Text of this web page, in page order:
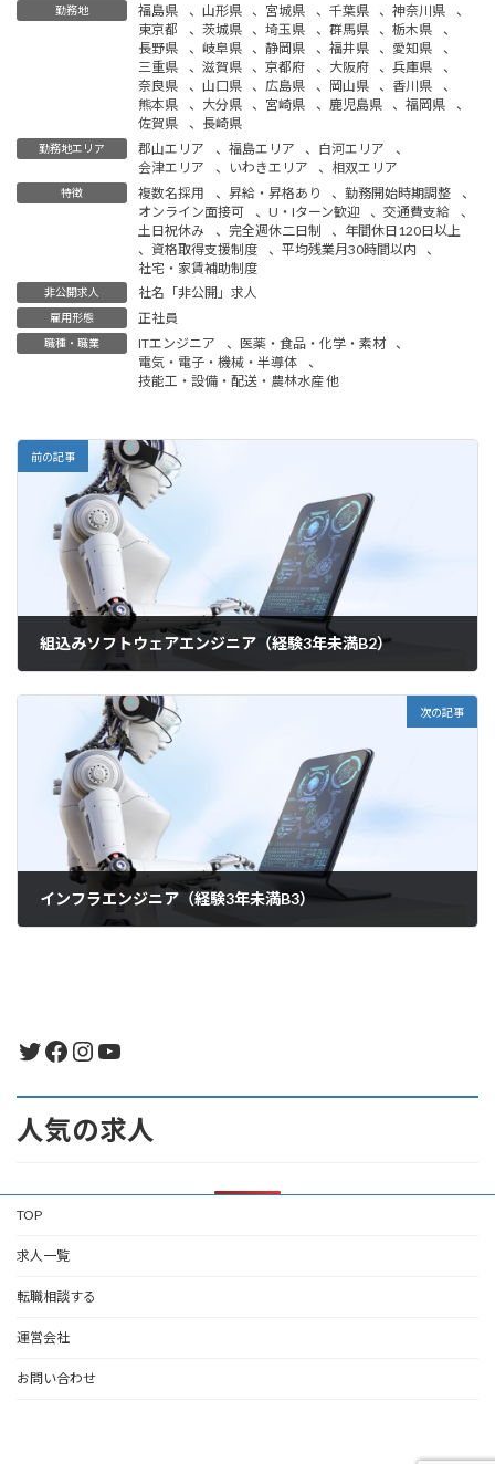
勤務地 福島県 、 山形県 、 宮城県 、 千葉県 、神奈川県
、
東京都
、 茨城県 、埼玉県 、 群馬県 、栃木県
、
長野県
、 岐阜県 、静岡県 、 福井県 、 愛知県
、
三重県
、 滋賀県 、京都府 、 大阪府 、兵庫県
、
奈良県
、 山口県 、 広島県 、 岡山県 、 香川県
、
熊本県
、 大分県 、 宮崎県 、 鹿児島県 、福岡県
、
佐賀県
、 長崎県
勤務地エリア 郡山エリア 、 福島エリア 、 白河エリア
、
会津エリア
、 いわきエリア 、 相双エリア
特徴 複数名採用 、 昇給・昇格あり 、勤務開始時期調整
、
オンライン面接可
、 U・Iターン歓迎 、交通費支給
、
土日祝休み
、 完全週休二日制 、 年間休日120日以上
、 資格取得支援制度 、 平均残業月30時間以内
、
社宅・家賃補助制度
非公開求人 社名「非公開」求人
雇用形態 正社員
職種・職業 ITエンジニア 、 医薬・食品・化学・素材
、
電気・電子・機械・半導体
、
技能工・設備・配送・農林水産 他
前の記事
組込みソフトウェアエンジニア（経験3年未満B2）
次の記事
インフラエンジニア（経験3年未満B3）
Twitter
Facebook
Instagram
YouTube
人気の求人
TOP
求人一覧
転職相談する
運営会社
お問い合わせ